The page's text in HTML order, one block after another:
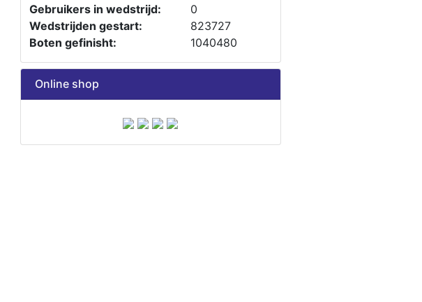
Gebruikers in wedstrijd:
0
Wedstrijden gestart:
823727
Boten gefinisht:
1040480
Online shop